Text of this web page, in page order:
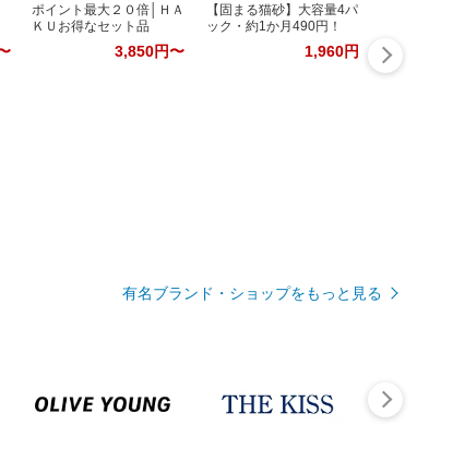
ポイント最大２０倍│ＨＡ
ＫＵお得なセット品
3,850円〜
【固まる猫砂】大容量4パ
ック・約1か月490円！
1,960円
有名ブランド・ショップをもっと見る